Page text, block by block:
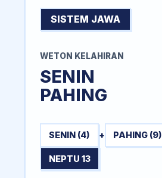
SISTEM JAWA
WETON KELAHIRAN
SENIN
PAHING
SENIN (4) + PAHING (9)
NEPTU 13